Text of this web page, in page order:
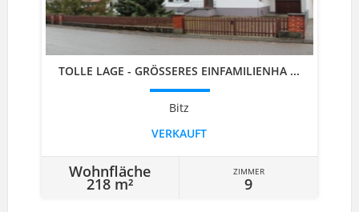
TOLLE LAGE - GRÖSSERES EINFAMILIENHA ...
Bitz
VERKAUFT
Wohnfläche
218 m²
ZIMMER
9